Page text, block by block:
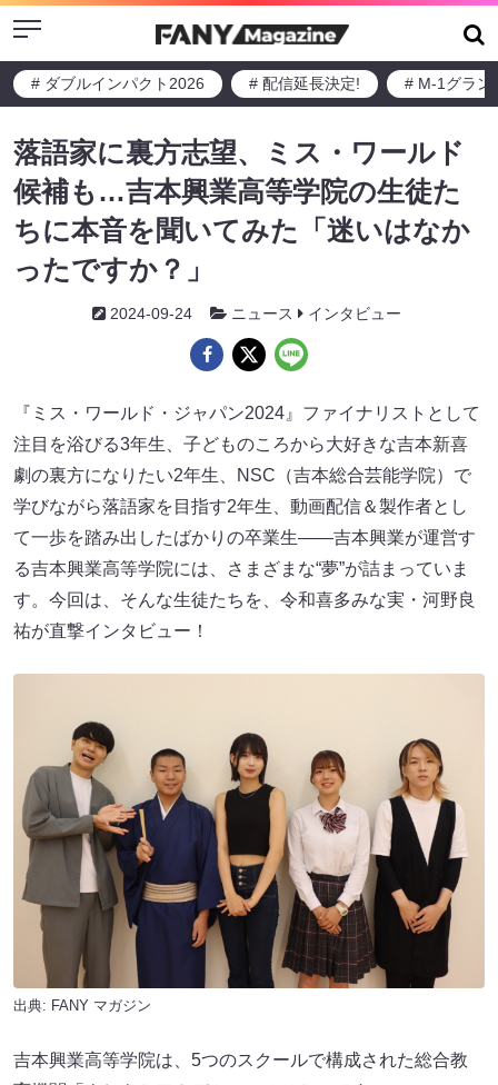
Menu
# ダブルインパクト2026 # 配信延長決定! # M-1グラン
落語家に裏方志望、ミス・ワールド
候補も…吉本興業高等学院の生徒た
ちに本音を聞いてみた「迷いはなか
ったですか？」
2024-09-24 ニュース インタビュー
『ミス・ワールド・ジャパン2024』ファイナリストとして
注目を浴びる3年生、子どものころから大好きな吉本新喜
劇の裏方になりたい2年生、NSC（吉本総合芸能学院）で
学びながら落語家を目指す2年生、動画配信＆製作者とし
て一歩を踏み出したばかりの卒業生――吉本興業が運営す
る吉本興業高等学院には、さまざまな“夢”が詰まっていま
す。今回は、そんな生徒たちを、令和喜多みな実・河野良
祐が直撃インタビュー！
出典: FANY マガジン
吉本興業高等学院は、5つのスクールで構成された総合教